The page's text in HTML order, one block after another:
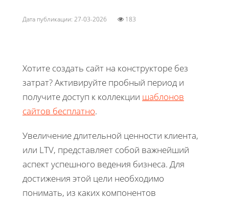
Дата публикации: 27-03-2026 183
Хотите создать сайт на конструкторе без
затрат? Активируйте пробный период и
получите доступ к коллекции шаблонов
сайтов бесплатно.
Увеличение длительной ценности клиента,
или LTV, представляет собой важнейший
аспект успешного ведения бизнеса. Для
достижения этой цели необходимо
понимать, из каких компонентов